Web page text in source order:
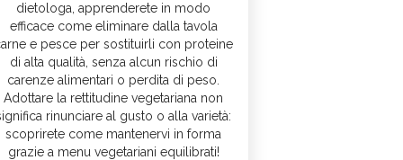
dietologa, apprenderete in modo
efficace come eliminare dalla tavola
e pesce per sostituirli con proteine
di alta qualità, senza alcun rischio di
carenze alimentari o perdita di peso.
Adottare la rettitudine vegetariana non
rinunciare al gusto o alla varietà:
scoprirete come mantenervi in forma
grazie a menu vegetariani equilibrati!